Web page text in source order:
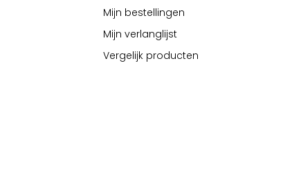
Mijn bestellingen
Mijn verlanglijst
Vergelijk producten